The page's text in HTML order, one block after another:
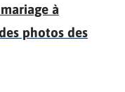
à
photos des